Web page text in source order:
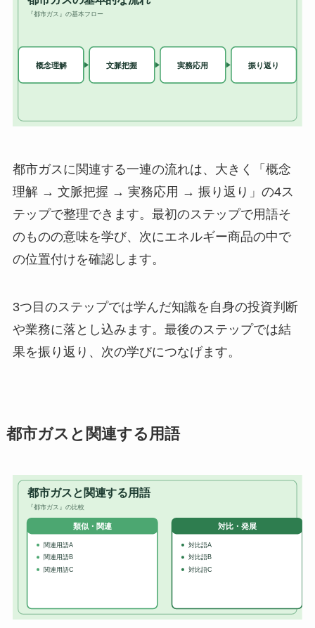
都市ガスに関連する一連の流れは、大きく「概念
理解 → 文脈把握 → 実務応用 → 振り返り」の4ス
テップで整理できます。最初のステップで用語そ
のものの意味を学び、次にエネルギー商品の中で
の位置付けを確認します。
3つ目のステップでは学んだ知識を自身の投資判断
や業務に落とし込みます。最後のステップでは結
果を振り返り、次の学びにつなげます。
都市ガスと関連する用語